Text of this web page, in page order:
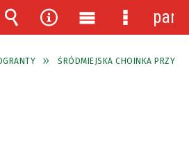
ŚRÓDMIEJSKA CHOINKA PRZY
Wyszukiwarka
Narzędzia
Menu
główne
Menu